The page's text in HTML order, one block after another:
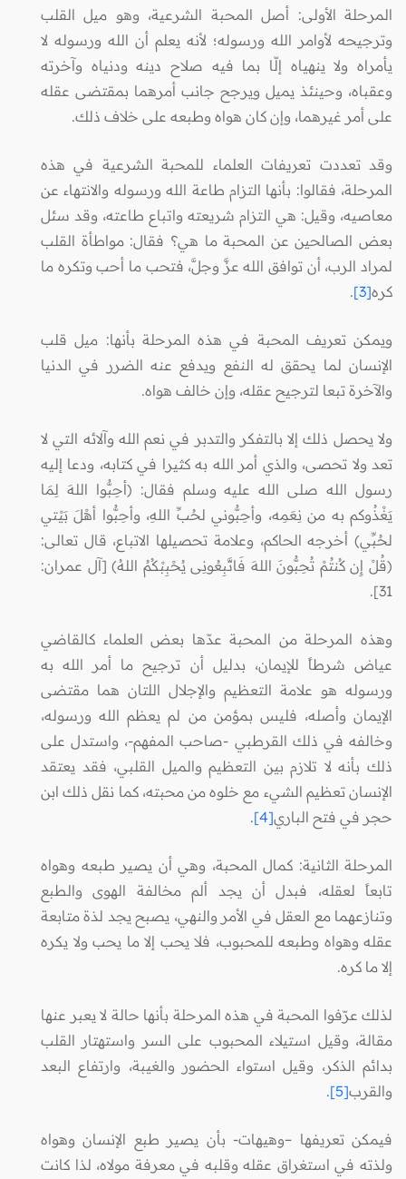
المرحلة الأولى: أصل المحبة الشرعية، وهو ميل القلب
وترجيحه لأوامر الله ورسوله؛ لأنه يعلم أن الله ورسوله لا
يأمراه ولا ينهياه إلّا بما فيه صلاح دينه ودنياه وآخرته
وعقباه، وحينئذ يميل ويرجح جانب أمرهما بمقتضى عقله
على أمر غيرهما، وإن كان هواه وطبعه على خلاف ذلك.
وقد تعددت تعريفات العلماء للمحبة الشرعية في هذه
المرحلة، فقالوا: بأنها التزام طاعة الله ورسوله والانتهاء عن
معاصيه، وقيل: هي التزام شريعته واتباع طاعته، وقد سئل
بعض الصالحين عن المحبة ما هي؟ فقال: مواطأة القلب
لمراد الرب، أن توافق الله عزَّ وجلَّ، فتحب ما أحب وتكره ما
كره[3]
.
ويمكن تعريف المحبة في هذه المرحلة بأنها: ميل قلب
الإنسان لما يحقق له النفع ويدفع عنه الضرر في الدنيا
والآخرة تبعا لترجيح عقله، وإن خالف هواه.
ولا يحصل ذلك إلا بالتفكر والتدبر في نعم الله وآلائه التي لا
تعد ولا تحصى، والذي أمر الله به كثيرا في كتابه، ودعا إليه
رسول الله صلى الله عليه وسلم فقال: (أحِبُّوا اللهَ لِمَا
يَغْذُوكم به من نِعَمِه، وأحِبُّوني لحُبِّ اللهِ، وأحِبُّوا أهْلَ بَيْتي
لحُبِّي) أخرجه الحاكم، وعلامة تحصيلها الاتباع، قال تعالى:
(قُلْ إِن كُنتُمْ تُحِبُّونَ اللهَ فَاتَّبِعُونِى يُحْبِبْكُمُ اللهُ) [آل عمران:
31].
وهذه المرحلة من المحبة عدّها بعض العلماء كالقاضي
عياض شرطاً للإيمان، بدليل أن ترجيح ما أمر الله به
ورسوله هو علامة التعظيم والإجلال اللتان هما مقتضى
الإيمان وأصله، فليس بمؤمن من لم يعظم الله ورسوله،
وخالفه في ذلك القرطبي -صاحب المفهم-، واستدل على
ذلك بأنه لا تلازم بين التعظيم والميل القلبي، فقد يعتقد
الإنسان تعظيم الشيء مع خلوه من محبته، كما نقل ذلك ابن
حجر في فتح الباري[4]
.
المرحلة الثانية: كمال المحبة، وهي أن يصير طبعه وهواه
تابعاً لعقله، فبدل أن يجد ألم مخالفة الهوى والطبع
وتنازعهما مع العقل في الأمر والنهي، يصبح يجد لذة متابعة
عقله وهواه وطبعه للمحبوب، فلا يحب إلا ما يحب ولا يكره
إلا ما كره.
لذلك عرّفوا المحبة في هذه المرحلة بأنها حالة لا يعبر عنها
مقالة، وقيل استيلاء المحبوب على السر واستهتار القلب
بدائم الذكر، وقيل استواء الحضور والغيبة، وارتفاع البعد
والقرب[5]
.
فيمكن تعريفها –وهيهات- بأن يصير طبع الإنسان وهواه
ولذته في استغراق عقله وقلبه في معرفة مولاه، لذا كانت